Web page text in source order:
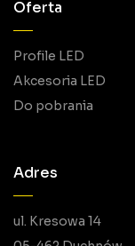
Oferta
Profile LED
Akcesoria LED
Do pobrania
Adres
ul. Kresowa 14